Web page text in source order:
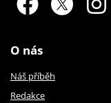
O nás
Náš příběh
Redakce